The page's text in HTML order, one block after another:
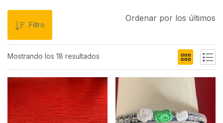
Mostrando los 18 resultados
Filtro
Ordenar por los últimos